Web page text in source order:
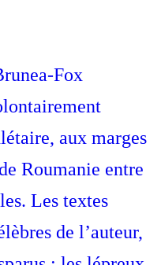
Fox
aux marges
Roumanie entre
Les textes
de l’auteur,